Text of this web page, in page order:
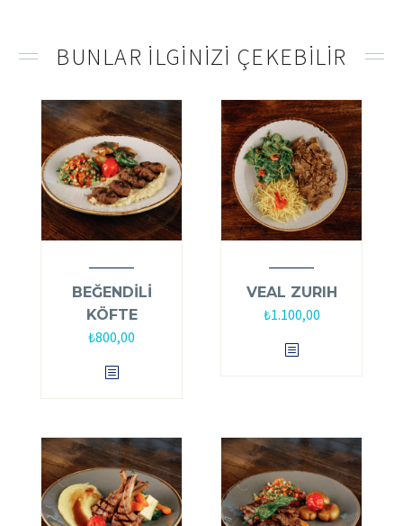
BUNLAR ILGINIZI ÇEKEBILIR
BEĞENDİLİ
KÖFTE
₺800,00
VEAL ZURIH
₺1.100,00